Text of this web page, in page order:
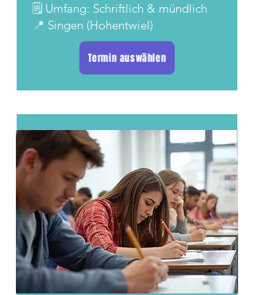
🗒️ Umfang: Schriftlich & mündlich
📍 Singen (Hohentwiel)
Termin auswählen